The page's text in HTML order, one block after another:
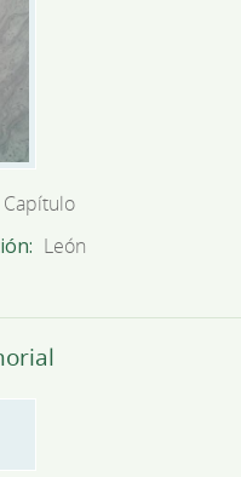
Capítulo
León